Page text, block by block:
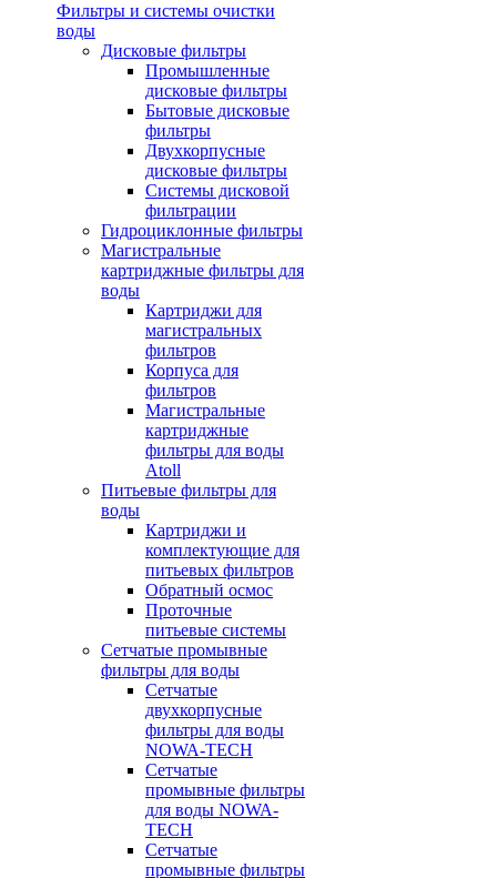
Фильтры и системы очистки
воды
Дисковые фильтры
Промышленные
дисковые фильтры
Бытовые дисковые
фильтры
Двухкорпусные
дисковые фильтры
Системы дисковой
фильтрации
Гидроциклонные фильтры
Магистральные
картриджные фильтры для
воды
Картриджи для
магистральных
фильтров
Корпуса для
фильтров
Магистральные
картриджные
фильтры для воды
Atoll
Питьевые фильтры для
воды
Картриджи и
комплектующие для
питьевых фильтров
Обратный осмос
Проточные
питьевые системы
Сетчатые промывные
фильтры для воды
Сетчатые
двухкорпусные
фильтры для воды
NOWA-TECH
Сетчатые
промывные фильтры
для воды NOWA-
TECH
Сетчатые
промывные фильтры